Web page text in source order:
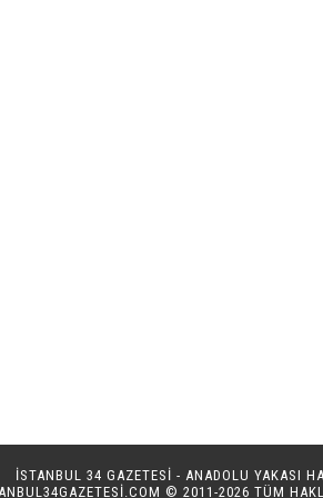
İSTANBUL 34 GAZETESİ - ANADOLU YAKASI
© 2011-2026 TÜM